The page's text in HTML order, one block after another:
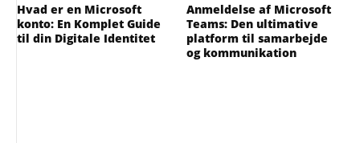
Hvad er en Microsoft
konto: En Komplet Guide
til din Digitale Identitet
Anmeldelse af Microsoft
Teams: Den ultimative
platform til samarbejde
og kommunikation